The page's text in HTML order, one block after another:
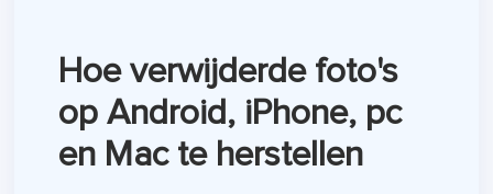
Hoe verwijderde foto's
op Android, iPhone, pc
en Mac te herstellen